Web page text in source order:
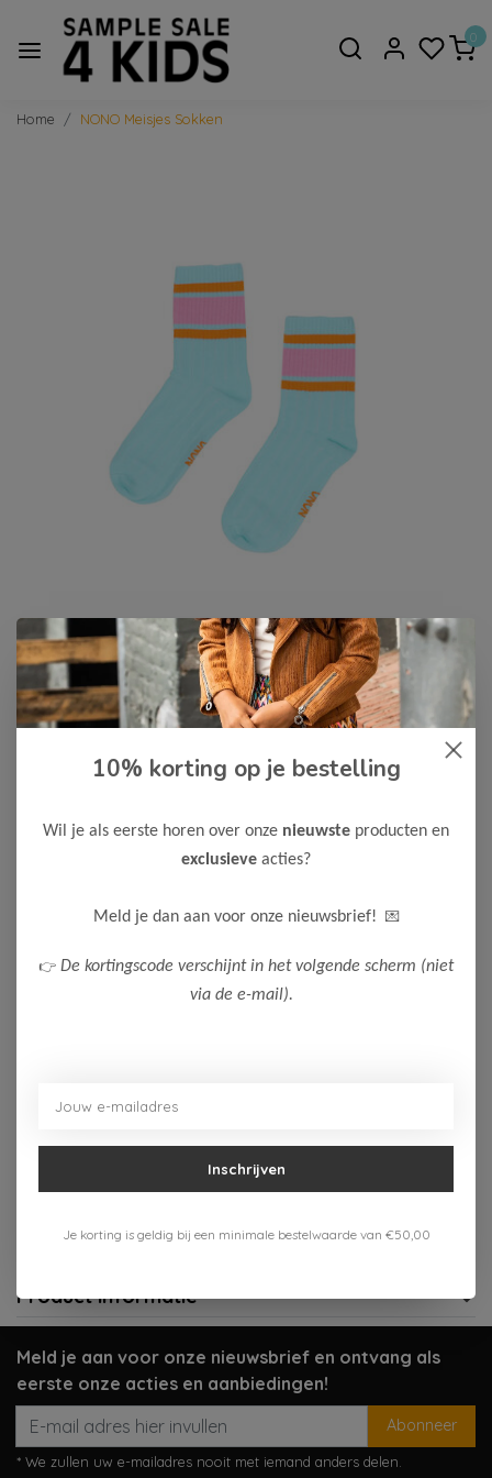
0
Home NONO Meisjes Sokken
NONO
NONO Meisjes Sokken
Gratis verzenden vanaf 75,-
Meer informatie?
Neem contact op over dit product
Product informatie
Meld je aan voor onze nieuwsbrief en ontvang als
eerste onze acties en aanbiedingen!
Abonneer
* We zullen uw e-mailadres nooit met iemand anders delen.
10% korting op je bestelling
Wil je als eerste horen over onze nieuwste producten en
exclusieve acties?
Meld je dan aan voor onze nieuwsbrief! 💌
👉 De kortingscode verschijnt in het volgende scherm (niet
via de e-mail).
Inschrijven
Je korting is geldig bij een minimale bestelwaarde van €50,00